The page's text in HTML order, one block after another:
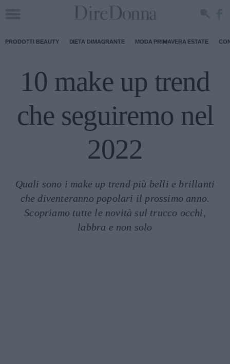
PRODOTTI BEAUTY DIETA DIMAGRANTE MODA PRIMAVERA ESTATE
10 make up trend
che seguiremo nel
2022
Quali sono i make up trend più belli e brillanti
che diventeranno popolari il prossimo anno.
Scopriamo tutte le novità sul trucco occhi,
labbra e non solo